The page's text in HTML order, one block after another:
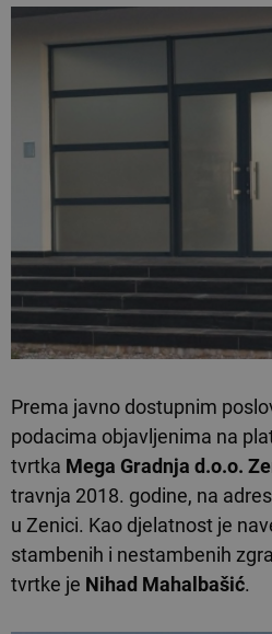
Prema javno dostupnim
podacima objavljenima na
tvrtka Mega Gradnja d.o.o.
travnja 2018. godine, na
u Zenici. Kao djelatnost je
stambenih i nestambenih
tvrtke je Nihad Mahalbašić.